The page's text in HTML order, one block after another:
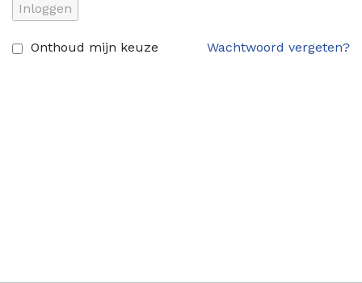
Inloggen
Wachtwoord vergeten?
Onthoud mijn keuze